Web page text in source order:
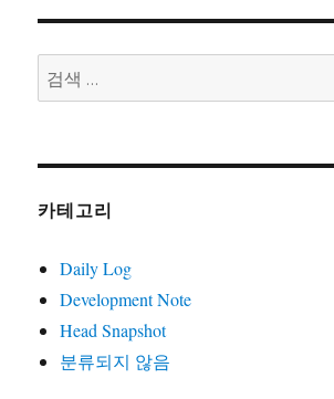
검
색:
카테고리
Daily Log
Development Note
Head Snapshot
분류되지 않음